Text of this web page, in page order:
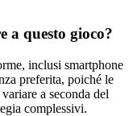
a questo gioco?
inclusi smartphone
preferita, poiché le
a seconda del
complessivi.